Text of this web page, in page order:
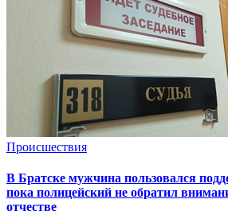
Происшествия
В Братске мужчина пользовался
пока полицейский не обратил
отчестве